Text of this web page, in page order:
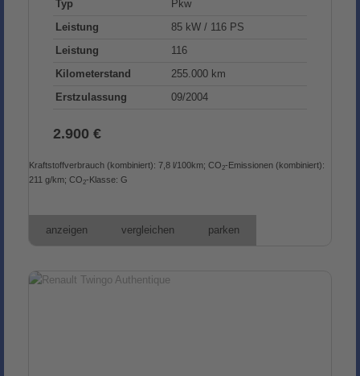
Typ
Pkw
Leistung
85 kW / 116 PS
Leistung
116
Kilometerstand
255.000 km
Erstzulassung
09/2004
2.900 €
Kraftstoffverbrauch (kombiniert): 7,8 l/100km; CO2-Emissionen (kombiniert):
211 g/km; CO2-Klasse: G
anzeigen vergleichen parken